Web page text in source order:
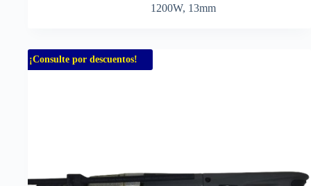
1200W, 13mm
¡Consulte por descuentos!